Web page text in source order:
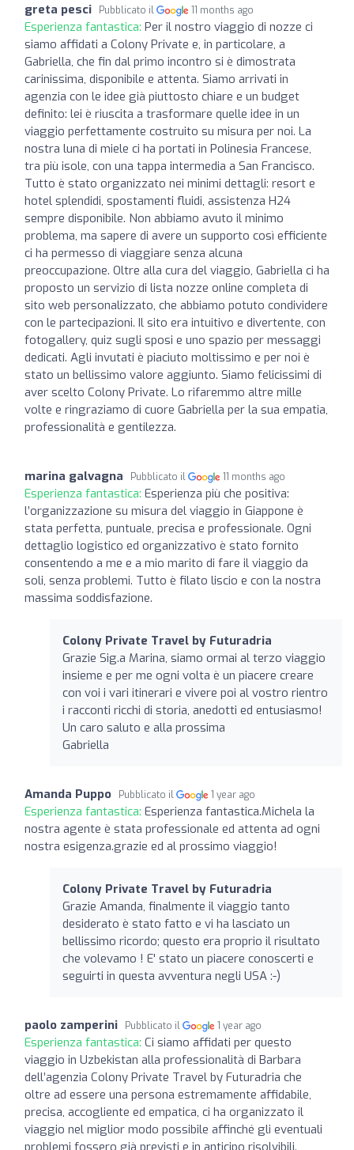
greta pesci Pubblicato il 11 months ago
Esperienza fantastica: Per il nostro viaggio di nozze ci
siamo affidati a Colony Private e, in particolare, a
Gabriella, che fin dal primo incontro si è dimostrata
carinissima, disponibile e attenta. Siamo arrivati in
agenzia con le idee già piuttosto chiare e un budget
definito: lei è riuscita a trasformare quelle idee in un
viaggio perfettamente costruito su misura per noi. La
nostra luna di miele ci ha portati in Polinesia Francese,
tra più isole, con una tappa intermedia a San Francisco.
Tutto è stato organizzato nei minimi dettagli: resort e
hotel splendidi, spostamenti fluidi, assistenza H24
sempre disponibile. Non abbiamo avuto il minimo
problema, ma sapere di avere un supporto così efficiente
ci ha permesso di viaggiare senza alcuna
preoccupazione. Oltre alla cura del viaggio, Gabriella ci ha
proposto un servizio di lista nozze online completa di
sito web personalizzato, che abbiamo potuto condividere
con le partecipazioni. Il sito era intuitivo e divertente, con
fotogallery, quiz sugli sposi e uno spazio per messaggi
dedicati. Agli invutati è piaciuto moltissimo e per noi è
stato un bellissimo valore aggiunto. Siamo felicissimi di
aver scelto Colony Private. Lo rifaremmo altre mille
volte e ringraziamo di cuore Gabriella per la sua empatia,
professionalità e gentilezza.
marina galvagna Pubblicato il 11 months ago
Esperienza fantastica: Esperienza più che positiva:
l’organizzazione su misura del viaggio in Giappone è
stata perfetta, puntuale, precisa e professionale. Ogni
dettaglio logistico ed organizzativo è stato fornito
consentendo a me e a mio marito di fare il viaggio da
soli, senza problemi. Tutto è filato liscio e con la nostra
massima soddisfazione.
Colony Private Travel by Futuradria
Grazie Sig.a Marina, siamo ormai al terzo viaggio
insieme e per me ogni volta è un piacere creare
con voi i vari itinerari e vivere poi al vostro rientro
i racconti ricchi di storia, anedotti ed entusiasmo!
Un caro saluto e alla prossima
Gabriella
Amanda Puppo Pubblicato il 1 year ago
Esperienza fantastica: Esperienza fantastica.Michela la
nostra agente è stata professionale ed attenta ad ogni
nostra esigenza.grazie ed al prossimo viaggio!
Colony Private Travel by Futuradria
Grazie Amanda, finalmente il viaggio tanto
desiderato è stato fatto e vi ha lasciato un
bellissimo ricordo; questo era proprio il risultato
che volevamo ! E' stato un piacere conoscerti e
seguirti in questa avventura negli USA :-)
paolo zamperini Pubblicato il 1 year ago
Esperienza fantastica: Ci siamo affidati per questo
viaggio in Uzbekistan alla professionalità di Barbara
dell’agenzia Colony Private Travel by Futuradria che
oltre ad essere una persona estremamente affidabile,
precisa, accogliente ed empatica, ci ha organizzato il
viaggio nel miglior modo possibile affinché gli eventuali
problemi fossero già previsti e in anticipo risolvibili.